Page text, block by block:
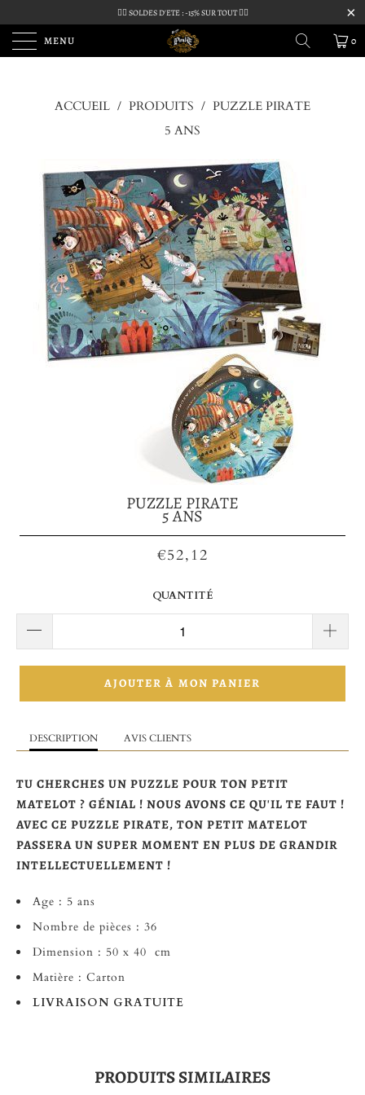
🏴‍☠️ SOLDES D'ETE : -15% SUR TOUT 🏴‍☠️
MENU 0
ACCUEIL / PRODUITS / PUZZLE PIRATE
5 ANS
PUZZLE PIRATE
5 ANS
€52,12
QUANTITÉ
AJOUTER À MON PANIER
DESCRIPTION AVIS CLIENTS
TU CHERCHES UN PUZZLE POUR TON PETIT
MATELOT ? GÉNIAL ! NOUS AVONS CE QU'IL TE FAUT !
AVEC CE PUZZLE PIRATE, TON PETIT MATELOT
PASSERA UN SUPER MOMENT EN PLUS DE GRANDIR
INTELLECTUELLEMENT !
Age : 5 ans
Nombre de pièces : 36
Dimension : 50 x 40 cm
Matière : Carton
LIVRAISON GRATUITE
PRODUITS SIMILAIRES